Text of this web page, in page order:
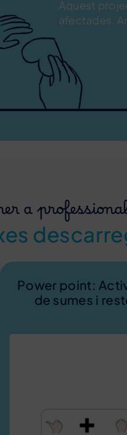
Aquest
afectades.
a
Power point:
de sumes i